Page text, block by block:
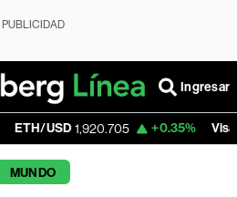
PUBLICIDAD
Ingresar
1,920.705 +0.35% Visa 362.50
MUNDO